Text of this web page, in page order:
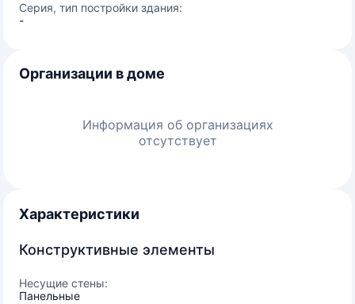
Серия, тип постройки здания:
-
Организации в доме
Информация об организациях
отсутствует
Характеристики
Конструктивные элементы
Несущие стены:
Панельные